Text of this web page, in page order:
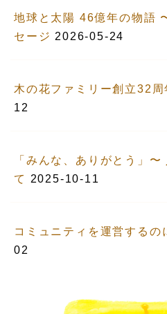
地球と太陽 46億年の物語
セージ 2026-05-24
木の花ファミリー創立32周
12
「みんな、ありがとう」
て
2025-10-11
コミュニティを運営するの
02